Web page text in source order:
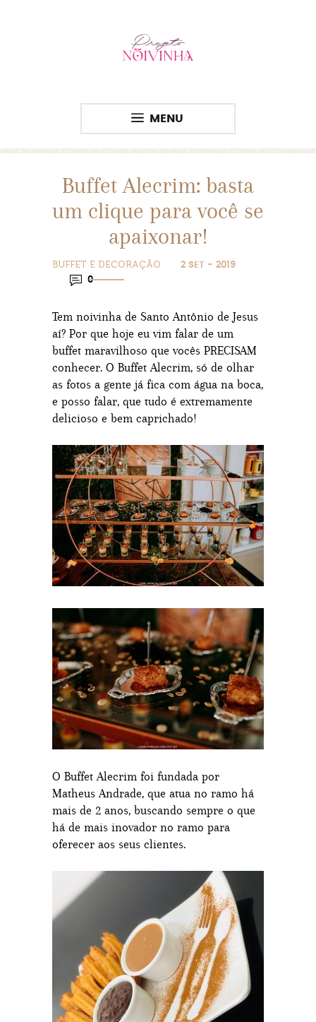
MENU
Buffet Alecrim: basta
um clique para você se
apaixonar!
BUFFET E DECORAÇÃO
2 SET - 2019
0
Tem noivinha de Santo Antônio de Jesus
aí? Por que hoje eu vim falar de um
buffet maravilhoso que vocês PRECISAM
conhecer. O Buffet Alecrim, só de olhar
as fotos a gente já fica com água na boca,
e posso falar, que tudo é extremamente
delicioso e bem caprichado!
O Buffet Alecrim foi fundada por
Matheus Andrade, que atua no ramo há
mais de 2 anos, buscando sempre o que
há de mais inovador no ramo para
oferecer aos seus clientes.